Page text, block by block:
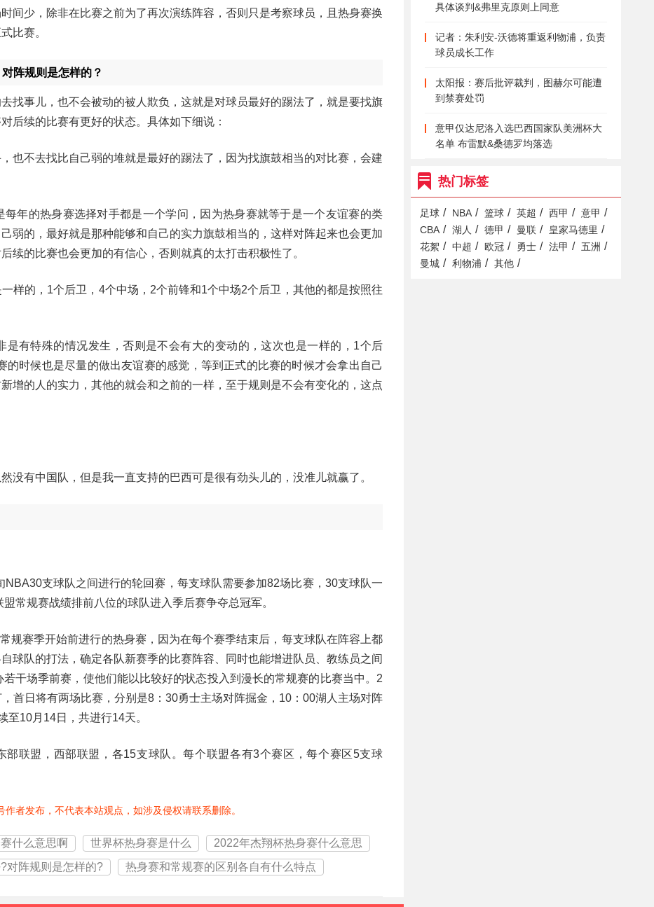
间少，除非在比赛之前为了再次演练阵容，否则只是考察球员，且热身赛换
比赛。
阵规则是怎样的？
找事儿，也不会被动的被人欺负，这就是对球员最好的踢法了，就是要找旗
后续的比赛有更好的状态。具体如下细说：
也不去找比自己弱的堆就是最好的踢法了，因为找旗鼓相当的对比赛，会建
年的热身赛选择对手都是一个学问，因为热身赛就等于是一个友谊赛的类
弱的，最好就是那种能够和自己的实力旗鼓相当的，这样对阵起来也会更加
续的比赛也会更加的有信心，否则就真的太打击积极性了。
样的，1个后卫，4个中场，2个前锋和1个中场2个后卫，其他的都是按照往
是有特殊的情况发生，否则是不会有大的变动的，这次也是一样的，1个后
时候也是尽量的做出友谊赛的感觉，等到正式的比赛的时候才会拿出自己
增的人的实力，其他的就会和之前的一样，至于规则是不会有变化的，这点
没有中国队，但是我一直支持的巴西可是很有劲头儿的，没准儿就赢了。
支球队之间进行的轮回赛，每支球队需要参加82场比赛，30支球队一
常规赛战绩排前八位的球队进入季后赛争夺总冠军。
规赛季开始前进行的热身赛，因为在每个赛季结束后，每支球队在阵容上都
球队的打法，确定各队新赛季的比赛阵容、同时也能增进队员、教练员之间
干场季前赛，使他们能以比较好的状态投入到漫长的常规赛的比赛当中。2
首日将有两场比赛，分别是8：30勇士主场对阵掘金，10：00湖人主场对阵
10月14日，共进行14天。
联盟，西部联盟，各15支球队。每个联盟各有3个赛区，每个赛区5支球
作者发布，不代表本站观点，如涉及侵权请联系删除。
什么意思啊 世界杯热身赛是什么
2022年杰翔杯热身赛什么意思
对阵规则是怎样的? 热身赛和常规赛的区别各自有什么特点
具体谈判&弗里克原则上同意
记者：朱利安-沃德将重返利物浦，负责
球员成长工作
太阳报：赛后批评裁判，图赫尔可能遭
到禁赛处罚
意甲仅达尼洛入选巴西国家队美洲杯大
名单 布雷默&桑德罗均落选
热门标签
足球 / NBA / 篮球 / 英超 / 西甲 / 意甲 /
CBA / 湖人 / 德甲 / 曼联 / 皇家马德里 /
花絮 / 中超 / 欧冠 / 勇士 / 法甲 / 五洲 /
曼城 / 利物浦 / 其他 /